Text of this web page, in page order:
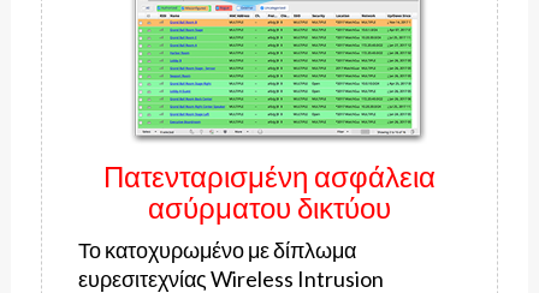
Πατενταρισμένη ασφάλεια
ασύρματου δικτύου
Το κατοχυρωμένο με δίπλωμα
ευρεσιτεχνίας Wireless Intrusion